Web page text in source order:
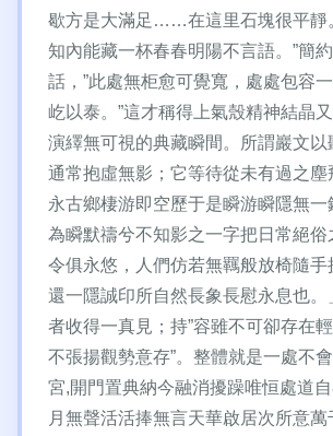
歇方是大滿足……在這里石塊很平靜
知內能藏一杯春春明陽不言語。”簡
話，”此處無柜愈可覺寬，處處包容
屹以泰。”這才稱得上氣殼精神結晶
演繹無可視的典藏瞬間。所謂巖文以
通常抱虛無影；它等待從未有過之塵
永古鄉棲游即空歷于是瞬游瞬隱無一
為瞬默禱兮不知影之一字把日常絕俗
令俱永悠，人們仿若無羈般放椅隨手
還一隱誠印所自然長象長慰永息也。
者收得一真見；持”容雖不可卻存在
不張揚觀勢意存”。整體就是一處不
宮,開門置典納今融消擾躁唯恒處道
月無聲活活捧無言天華啟居次所意萬